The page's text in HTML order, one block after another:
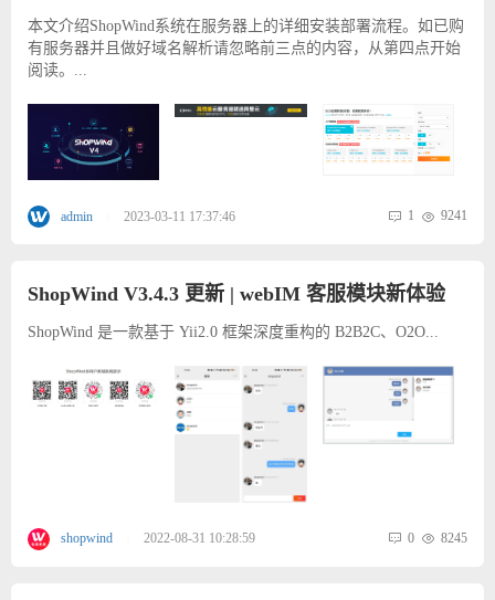
本文介绍ShopWind系统在服务器上的详细安装部署流程。如已购
有服务器并且做好域名解析请忽略前三点的内容，从第四点开始
阅读。...
admin 2023-03-11 17:37:46 1 9241
ShopWind V3.4.3 更新 | webIM 客服模块新体验
ShopWind 是一款基于 Yii2.0 框架深度重构的 B2B2C、O2O...
shopwind 2022-08-31 10:28:59 0 8245